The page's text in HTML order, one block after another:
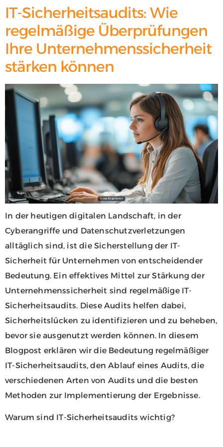
IT-Sicherheitsaudits: Wie
regelmäßige Überprüfungen
Ihre Unternehmenssicherheit
stärken können
In der heutigen digitalen Landschaft, in der
Cyberangriffe und Datenschutzverletzungen
alltäglich sind, ist die Sicherstellung der IT-
Sicherheit für Unternehmen von entscheidender
Bedeutung. Ein effektives Mittel zur Stärkung der
Unternehmenssicherheit sind regelmäßige IT-
Sicherheitsaudits. Diese Audits helfen dabei,
Sicherheitslücken zu identifizieren und zu beheben,
bevor sie ausgenutzt werden können. In diesem
Blogpost erklären wir die Bedeutung regelmäßiger
IT-Sicherheitsaudits, den Ablauf eines Audits, die
verschiedenen Arten von Audits und die besten
Methoden zur Implementierung der Ergebnisse.
Warum sind IT-Sicherheitsaudits wichtig?